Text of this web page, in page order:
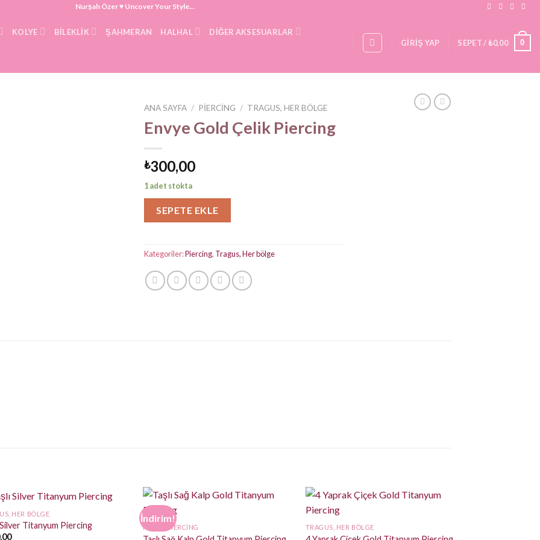
Nurşah Özer ♥ Uncover Your Style...
KOLYE BILEKLIK ŞAHMERAN HALHAL DIĞER AKSESUARLAR
GIRIŞ YAP SEPET /₺0,00 0
ANA SAYFA / PIERCING / TRAGUS, HER BÖLGE
Envye Gold Çelik Piercing
₺300,00
1 adet stokta
SEPETE EKLE
Kategoriler:Piercing, Tragus, Her bölge
HER BÖLGE
Silver Titanyum Piercing
İndirim!
HALKA PIERCING TRAGUS, HER BÖLGE